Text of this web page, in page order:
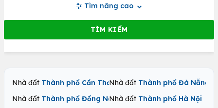
Tìm nâng cao
Nhà đất Thành phố Cần ThơNhà đất Thành phố Đà Nẵng
Nhà đất Thành phố Đồng NaiNhà đất Thành phố Hà Nội